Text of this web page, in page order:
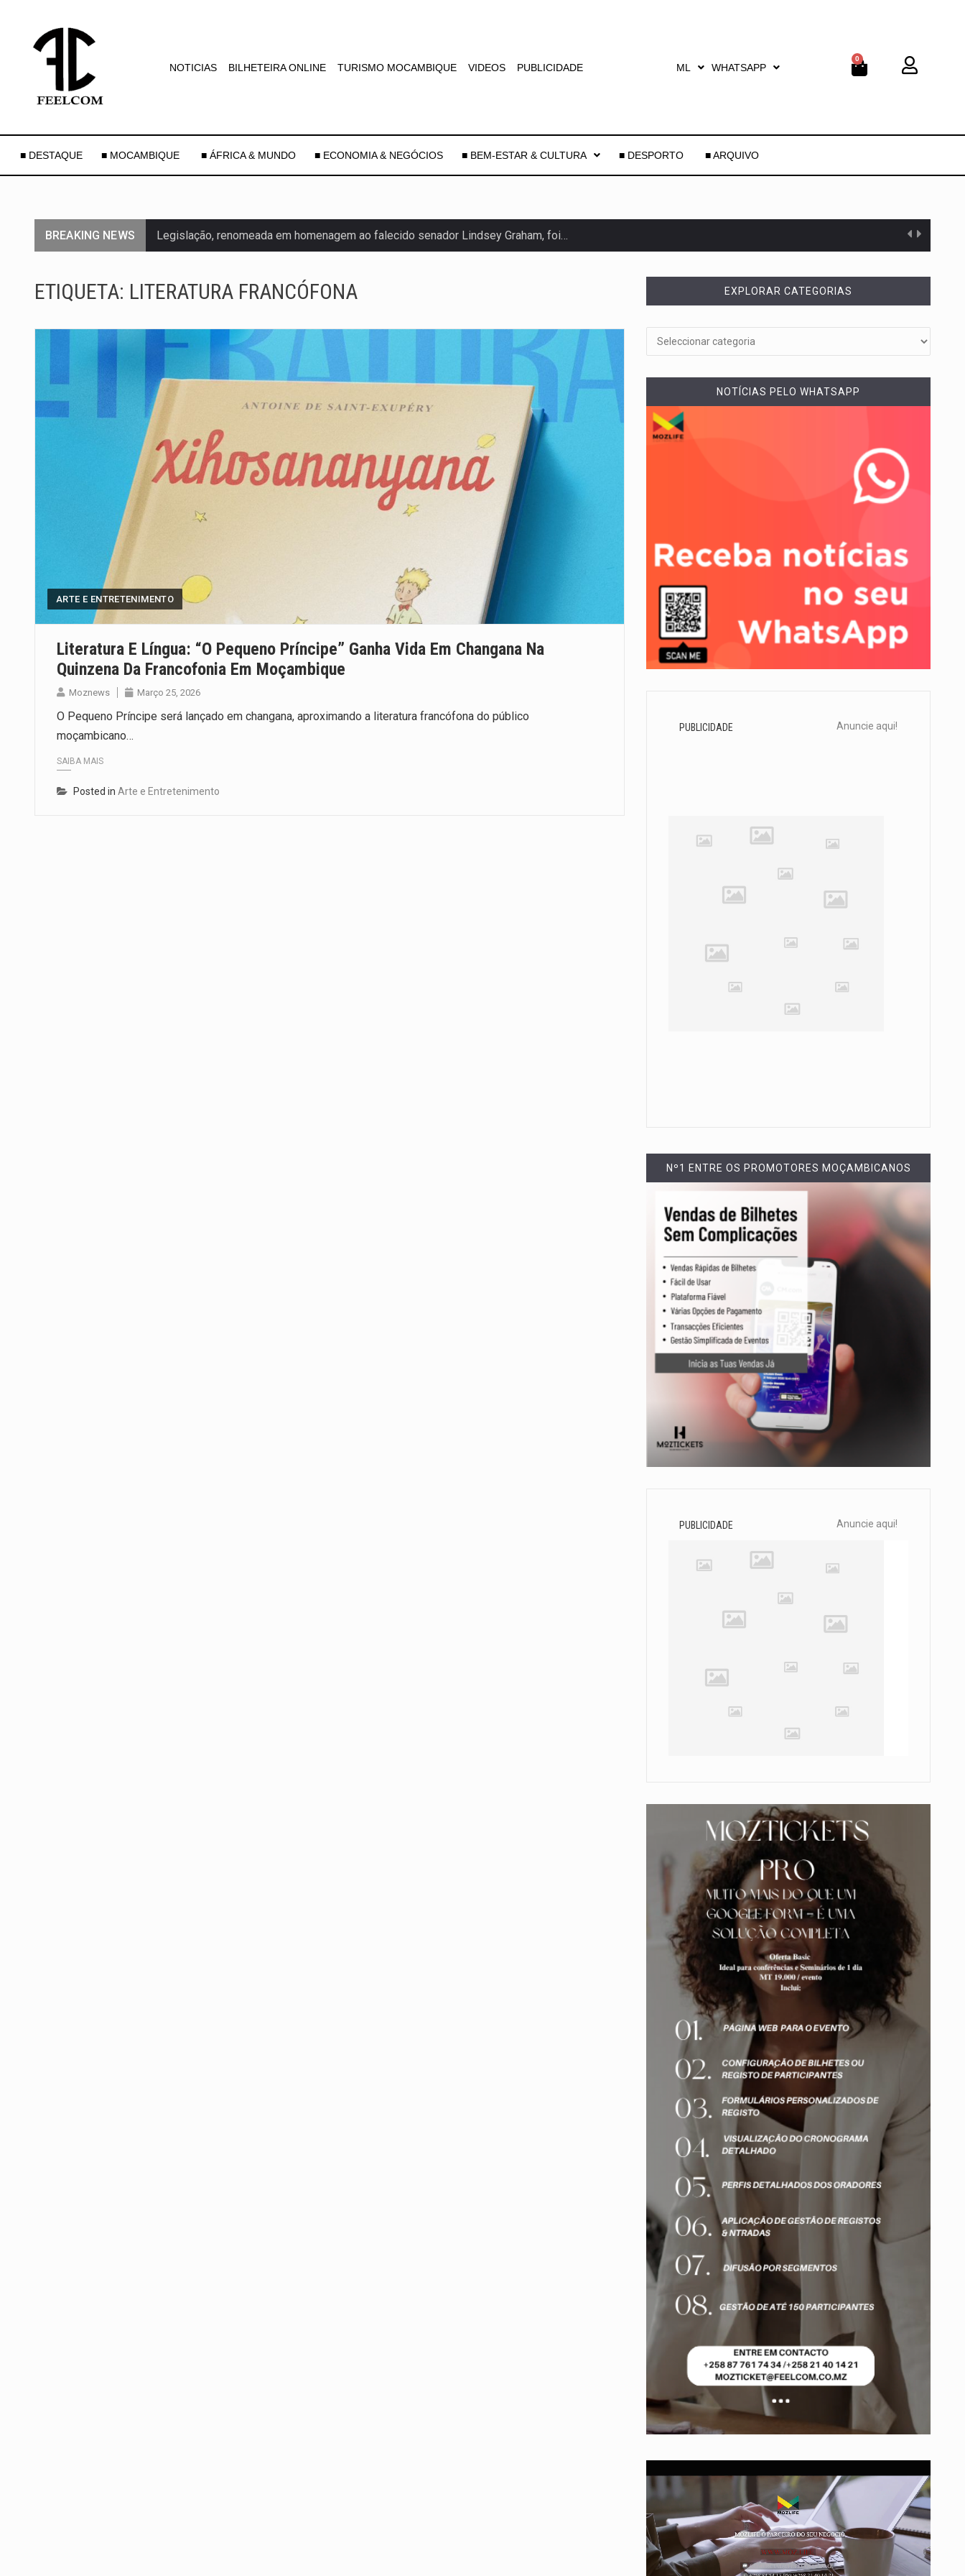
NOTICIAS BILHETEIRA ONLINE TURISMO MOCAMBIQUE VIDEOS PUBLICIDADE ML WHATSAPP
0
■ DESTAQUE ■ MOCAMBIQUE ■ ÁFRICA & MUNDO ■ ECONOMIA & NEGÓCIOS ■ BEM-ESTAR & CULTURA ■ DESPORTO ■ ARQUIVO
BREAKING NEWS Legislação, renomeada em homenagem ao falecido senador Lindsey Graham, foi…
O Departamento de Estado norte-americano confirmou que cidadãos dos Estados…
A final coloca frente a frente duas equipas que chegaram…
A descoberta representa um marco para a astronomia moderna. Embora…
Segundo as autoridades canadianas, mais de 200 incêndios florestais continuam…
De acordo com as autoridades de saúde da Faixa de…
A polícia moçambicana anunciou a detenção de mais um suspeito…
Cover photo suggestion (in English): A police officer outside a…
ETIQUETA: LITERATURA FRANCÓFONA
ARTE E ENTRETENIMENTO
Literatura E Língua: “O Pequeno Príncipe” Ganha Vida Em Changana Na
Quinzena Da Francofonia Em Moçambique
Moznews Março 25, 2026
O Pequeno Príncipe será lançado em changana, aproximando a literatura francófona do público
moçambicano…
SAIBA MAIS
Posted in Arte e Entretenimento
EXPLORAR CATEGORIAS
NOTÍCIAS PELO WHATSAPP
PUBLICIDADE Anuncie aqui!
Nº1 ENTRE OS PROMOTORES MOÇAMBICANOS
PUBLICIDADE Anuncie aqui!